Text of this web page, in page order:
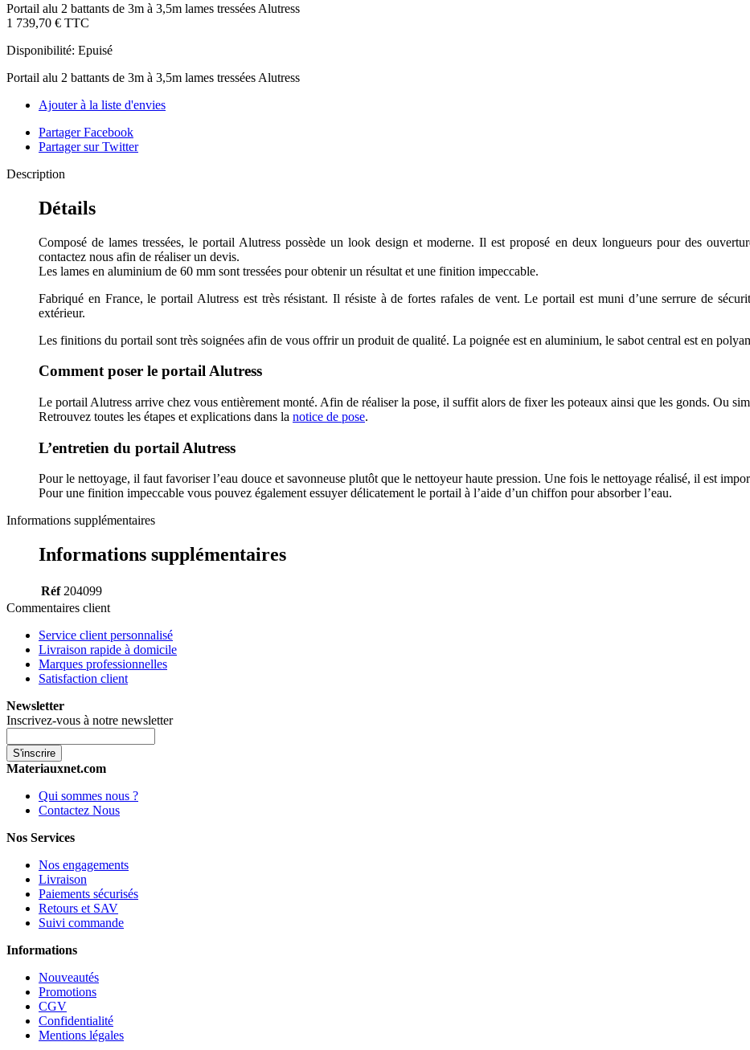
Portail alu 2 battants de 3m à 3,5m lames tressées Alutress
1 739,70 € TTC
Disponibilité: Epuisé
Portail alu 2 battants de 3m à 3,5m lames tressées Alutress
Ajouter à la liste d'envies
Partager Facebook
Partager sur Twitter
Description
Détails
Composé de lames tressées, le portail Alutress possède un look design et moderne. Il est proposé en deux longueurs pour des
contactez nous afin de réaliser un devis.
Les lames en aluminium de 60 mm sont tressées pour obtenir un résultat et une finition impeccable.
Fabriqué en France, le portail Alutress est très résistant. Il résiste à de fortes rafales de vent. Le portail est muni d’une serrure de
extérieur.
Les finitions du portail sont très soignées afin de vous offrir un produit de qualité. La poignée est en aluminium, le sabot central est en
Comment poser le portail Alutress
Le portail Alutress arrive chez vous entièrement monté. Afin de réaliser la pose, il suffit alors de fixer les poteaux ainsi que les gonds. Ou
Retrouvez toutes les étapes et explications dans la notice de pose.
L’entretien du portail Alutress
Pour le nettoyage, il faut favoriser l’eau douce et savonneuse plutôt que le nettoyeur haute pression. Une fois le nettoyage réalisé, il est
Pour une finition impeccable vous pouvez également essuyer délicatement le portail à l’aide d’un chiffon pour absorber l’eau.
Informations supplémentaires
Informations supplémentaires
Réf 204099
Commentaires client
Service client personnalisé
Livraison rapide à domicile
Marques professionnelles
Satisfaction client
Newsletter
Inscrivez-vous à notre newsletter
S'inscrire
Materiauxnet.com
Qui sommes nous ?
Contactez Nous
Nos Services
Nos engagements
Livraison
Paiements sécurisés
Retours et SAV
Suivi commande
Informations
Nouveautés
Promotions
CGV
Confidentialité
Mentions légales